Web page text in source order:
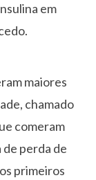
em
maiores
chamado
comeram
perda de
primeiros